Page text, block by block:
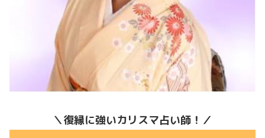
＼復縁に強いカリスマ占い師！／